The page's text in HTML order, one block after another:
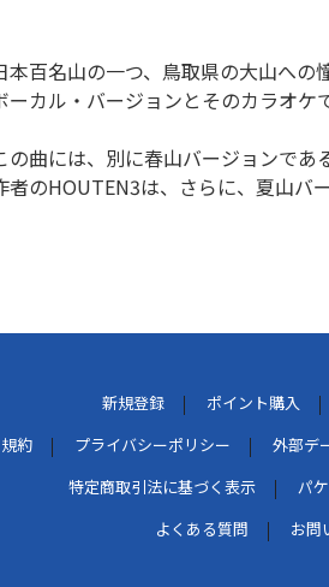
本百名山の一つ、鳥取県の大山への
ーカル・バージョンとそのカラオケで
の曲には、別に春山バージョンであ
者のHOUTEN3は、さらに、夏山バ
新規登録 ポイント購入
約
プライバシーポリシー
外部デ
特定商取引法に基づく表示
パ
よくある質問
お問